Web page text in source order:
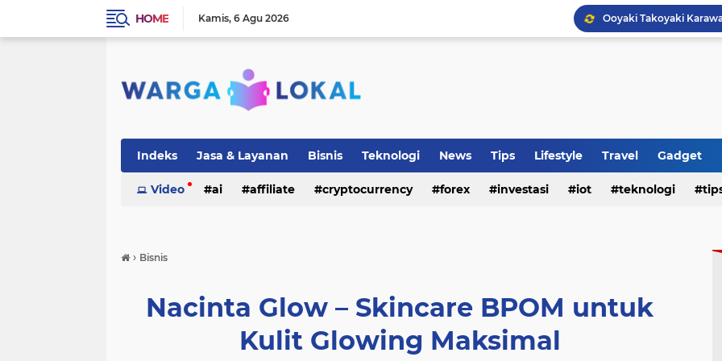
HOME Kamis 6 Agu 2026
Tips Membeli Office
WhatsApp Siapkan
Indeks Jasa & Layanan Bisnis Teknologi News Tips Lifestyle Travel Gadget
Video ai affiliate cryptocurrency forex investasi iot teknologi
› Bisnis
Nacinta Glow – Skincare BPOM untuk
Kulit Glowing Maksimal